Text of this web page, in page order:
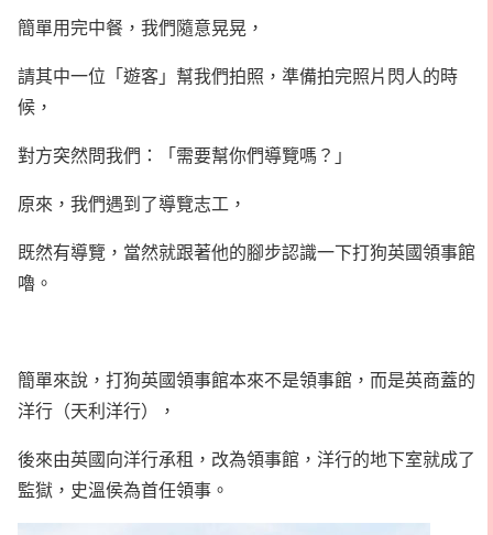
簡單用完中餐，我們隨意晃晃，
請其中一位「遊客」幫我們拍照，準備拍完照片閃人的時
候，
對方突然問我們：「需要幫你們導覽嗎？」
原來，我們遇到了導覽志工，
既然有導覽，當然就跟著他的腳步認識一下打狗英國領事館
嚕。
簡單來說，打狗英國領事館本來不是領事館，而是英商蓋的
洋行（天利洋行），
後來由英國向洋行承租，改為領事館，洋行的地下室就成了
監獄，史溫侯為首任領事。